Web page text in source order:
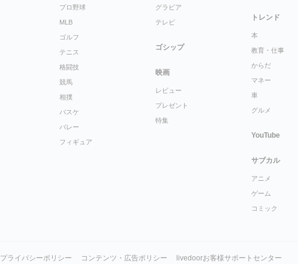
プロ野球
MLB
ゴルフ
テニス
格闘技
競馬
相撲
バスケ
バレー
フィギュア
グラビア
テレビ
ゴシップ
映画
レビュー
プレゼント
特集
トレンド
本
教育・仕事
からだ
マネー
車
グルメ
YouTube
サブカル
アニメ
ゲーム
コミック
プライバシーポリシー コンテンツ・広告ポリシー livedoorお客様サポートセンター